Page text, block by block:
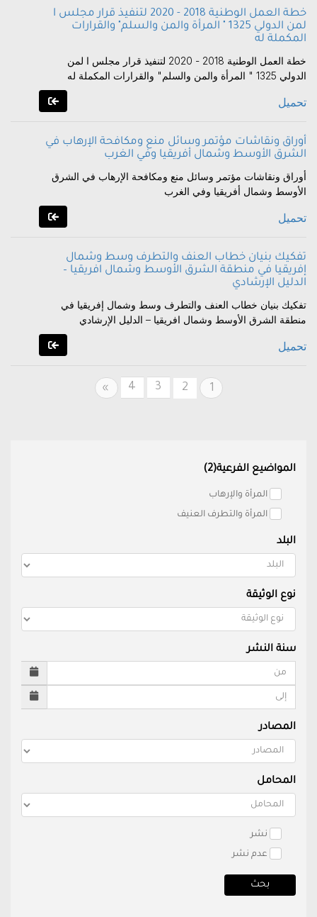
خطة العمل الوطنية 2018 - 2020 لتنفيذ قرار مجلس ا
لمن الدولي 1325 " المرأة والمن والسلم" والقرارات
المكملة له
خطة العمل الوطنية 2018 - 2020 لتنفيذ قرار مجلس ا لمن
الدولي 1325 " المرأة والمن والسلم" والقرارات المكملة له
تحميل
أوراق ونقاشات مؤتمر وسائل منع ومكافحة الإرهاب في
الشرق الأوسط وشمال أفريقيا وفي الغرب
أوراق ونقاشات مؤتمر وسائل منع ومكافحة الإرهاب في الشرق
الأوسط وشمال أفريقيا وفي الغرب
تحميل
تفكيك بنيان خطاب العنف والتطرف وسط وشمال
إفريقيا في منطقة الشرق الأوسط وشمال افريقيا –
الدليل الإرشادي
تفكيك بنيان خطاب العنف والتطرف وسط وشمال إفريقيا في
منطقة الشرق الأوسط وشمال افريقيا – الدليل الإرشادي
تحميل
1
2
3
4
»
Next
المواضيع الفرعية(2)
المرأة والإرهاب
المرأة والتطرف العنيف
البلد
نوع الوثيقة
سنة النشر
المصادر
المحامل
نشر
عدم نشر
بحث